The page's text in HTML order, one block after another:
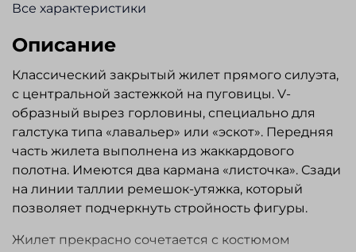
Все характеристики
Описание
Классический закрытый жилет прямого силуэта,
с центральной застежкой на пуговицы. V-
образный вырез горловины, специально для
галстука типа «лавальер» или «эскот». Передняя
часть жилета выполнена из жаккардового
полотна. Имеются два кармана «листочка». Сзади
на линии таллии ремешок-утяжка, который
позволяет подчеркнуть стройность фигуры.
Жилет прекрасно сочетается с костюмом